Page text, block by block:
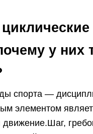
у них
спорта —
элементом